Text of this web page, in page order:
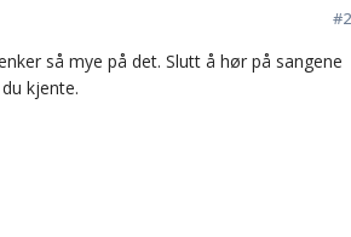
#2
så mye på det. Slutt å hør på sangene
kjente.